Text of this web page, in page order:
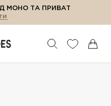
МОНО ТА ПРИВАТ